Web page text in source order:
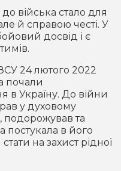
у Telegram
війська стало для
й справою честі. У
досвід і є
24 лютого 2022
почали
в Україну. До війни
у духовому
подорожував та
постукала в його
на захист рідної